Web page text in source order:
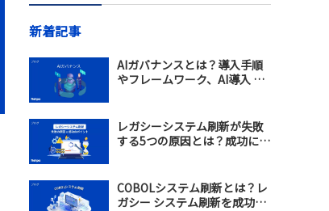
新着記事
AIガバナンスとは？導入手順
やフレームワーク、AI導入 支
レガシーシステム刷新が失敗
する5つの原因とは？成功に導
COBOLシステム刷新とは？レ
ガシー システム刷新を成功さ